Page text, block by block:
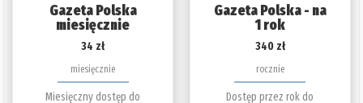
Gazeta Polska
miesięcznie
34 zł
miesięcznie
Miesięczny dostęp do
Gazeta Polska - na
1 rok
340 zł
rocznie
Dostęp przez rok do